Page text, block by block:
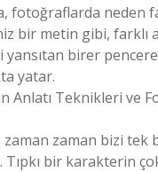
fotoğraflarda neden
bir metin gibi, farklı
birer pencere
yatar.
Anlatı Teknikleri ve
zaman zaman bizi tek
Tıpkı bir karakterin